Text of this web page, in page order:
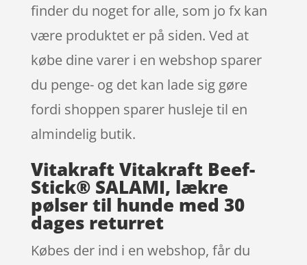
finder du noget for alle, som jo fx kan
være produktet er på siden. Ved at
købe dine varer i en webshop sparer
du penge- og det kan lade sig gøre
fordi shoppen sparer husleje til en
almindelig butik.
Vitakraft Vitakraft Beef-
Stick® SALAMI, lækre
pølser til hunde med 30
dages returret
Købes der ind i en webshop, får du